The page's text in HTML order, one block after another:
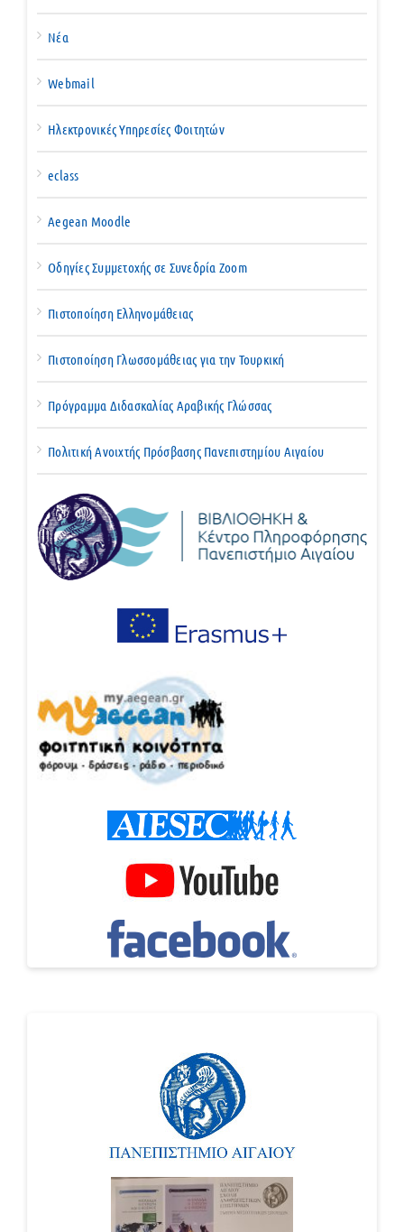
Νέα
Webmail
Ηλεκτρονικές Υπηρεσίες Φοιτητών
eclass
Aegean Moodle
Οδηγίες Συμμετοχής σε Συνεδρία Zoom
Πιστοποίηση Ελληνομάθειας
Πιστοποίηση Γλωσσομάθειας για την Τουρκική
Πρόγραμμα Διδασκαλίας Αραβικής Γλώσσας
Πολιτική Ανοιχτής Πρόσβασης Πανεπιστημίου Αιγαίου